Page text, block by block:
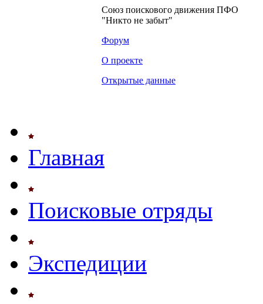
Союз поискового движения ПФО
"Никто не забыт"
Форум
О проекте
Открытые данные
Главная
Поисковые отряды
Экспедиции